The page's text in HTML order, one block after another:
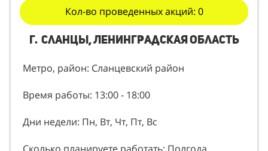
Кол-во проведенных акций: 0
г. Сланцы, Ленинградская область
Метро, район: Сланцевский район
Время работы: 13:00 - 18:00
Дни недели: Пн, Вт, Чт, Пт, Вс